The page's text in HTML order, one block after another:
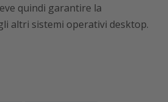
quindi garantire la
altri sistemi operativi desktop.